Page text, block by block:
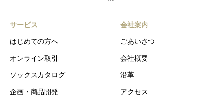
サービス
はじめての方へ
オンライン取引
ソックスカタログ
企画・商品開発
会社案内
ごあいさつ
会社概要
沿革
アクセス